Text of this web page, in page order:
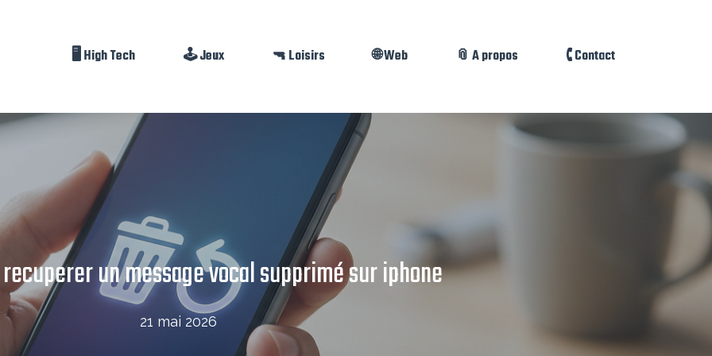
🖥️ High Tech 🕹️ Jeux 🔫 Loisirs 🌐 Web 📎 A propos 🕻 Contact
un message vocal supprimé sur iphone
21 mai 2026